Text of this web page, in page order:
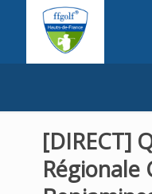
[DIRECT]
Régionale